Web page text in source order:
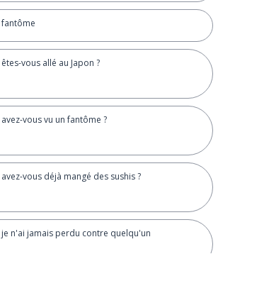
fantôme
êtes-vous allé au Japon ?
avez-vous vu un fantôme ?
avez-vous déjà mangé des sushis ?
je n'ai jamais perdu contre quelqu'un